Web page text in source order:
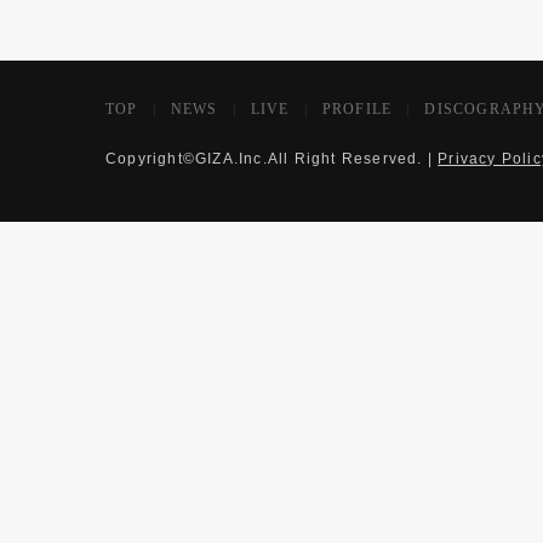
TOP NEWS LIVE PROFILE DISCOGRAPHY
Copyright©GIZA.Inc.All Right Reserved. | Privacy